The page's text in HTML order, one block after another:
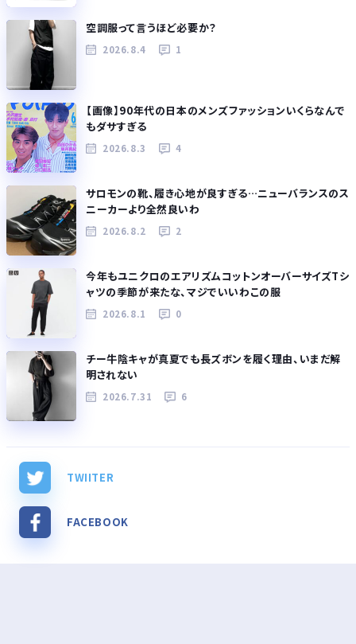
空調服って言うほど必要か？
2026.8.4 1
【画像】90年代の日本のメンズファッションいくらなんで
もダサすぎる
2026.8.3 4
サロモンの靴、履き心地が良すぎる…ニューバランスのス
ニーカーより全然良いわ
2026.8.2 2
今年もユニクロのエアリズムコットンオーバーサイズTシ
ャツの季節が来たな、マジでいいわこの服
2026.8.1 0
チー牛陰キャが真夏でも長ズボンを履く理由、いまだ解
明されない
2026.7.31 6
TWIITER
FACEBOOK